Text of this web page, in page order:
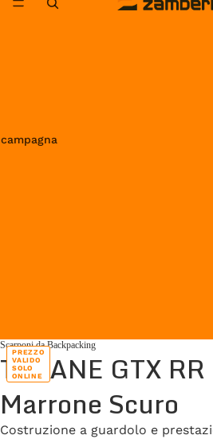
PREZZO
VALIDO
SOLO
ONLINE
Scarponi da Backpacking
TOFANE GTX
Marrone Scuro
Costruzione a guardolo e